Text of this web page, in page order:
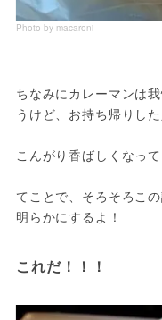
Photo by macaroni
ちなみにカレーマンは
うけど、お持ち帰りし
こんがり香ばしくなっ
てことで、そろそろこ
明らかにするよ！